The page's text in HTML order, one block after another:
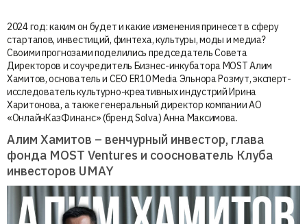
2024 год: каким он будет и какие изменения принесет в сферу
стартапов, инвестиций, финтеха, культуры, моды и медиа?
Своими прогнозами поделились председатель Совета
Директоров и соучредитель Бизнес-инкубатора MOST Алим
Хамитов, основатель и CEO ER10 Media Эльнора Розмут, эксперт-
исследователь культурно-креативных индустрий Ирина
Харитонова, а также генеральный директор компании АО
«ОнлайнКазФинанс» (бренд Solva) Анна Максимова.
Алим Хамитов – венчурный инвестор, глава
фонда MOST Ventures и сооснователь Клуба
инвесторов UMAY